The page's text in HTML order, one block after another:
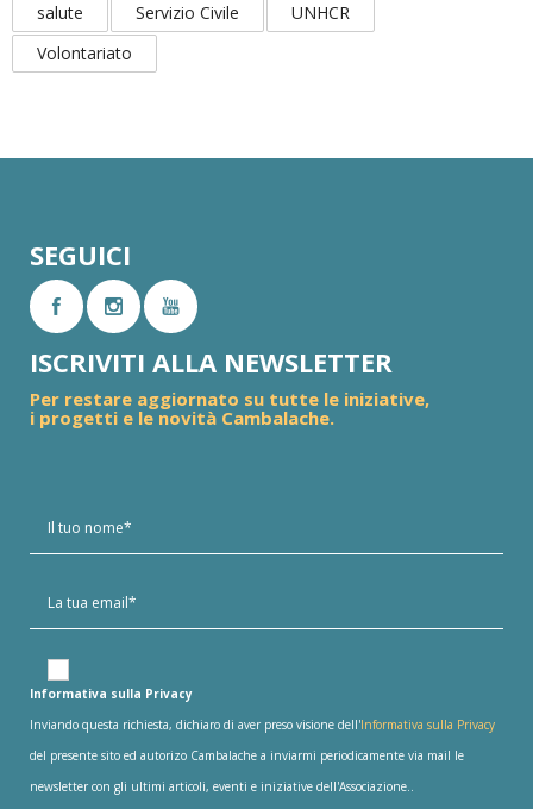
salute
Servizio Civile
UNHCR
Volontariato
SEGUICI
ISCRIVITI ALLA NEWSLETTER
Per restare aggiornato su tutte le iniziative,
i progetti e le novità Cambalache.
Informativa sulla Privacy
Inviando questa richiesta, dichiaro di aver preso visione dell'Informativa sulla Privacy
del presente sito ed autorizo Cambalache a inviarmi periodicamente via mail le
newsletter con gli ultimi articoli, eventi e iniziative dell'Associazione..